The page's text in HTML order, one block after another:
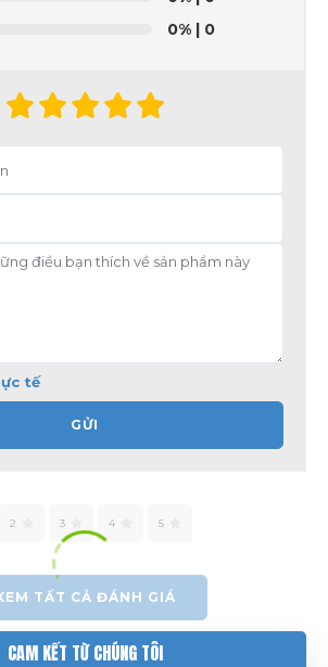
0% | 0
tế
GỬI
2 3 4 5
TẤT CẢ ĐÁNH GIÁ
CAM KẾT TỪ CHÚNG TÔI